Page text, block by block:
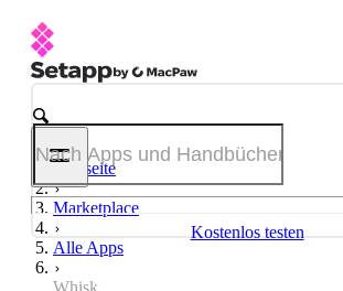
Kostenlos testen
Startseite
Marketplace
Alle Apps
Whisk